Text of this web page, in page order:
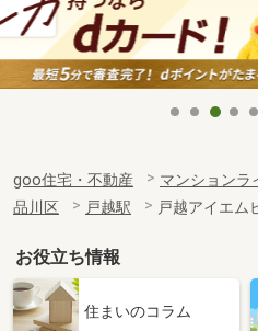
goo住宅・不動産 マンションラ
品川区
戸越駅 戸越アイエム
お役立ち情報
住まいのコラム